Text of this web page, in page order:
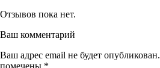
Отзывов пока нет.
Ваш комментарий
Ваш адрес email не будет опубликован.
помечены *